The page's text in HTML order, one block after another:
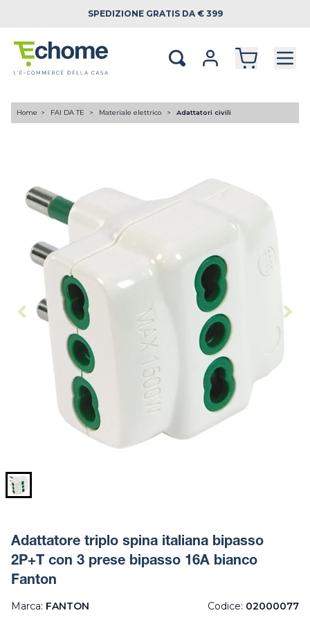
SPEDIZIONE GRATIS DA € 399
Home FAI DA TE Materiale elettrico Adattatori civili
Adattatore triplo spina italiana bipasso
2P+T con 3 prese bipasso 16A bianco
Fanton
Marca: FANTON Codice: 02000077